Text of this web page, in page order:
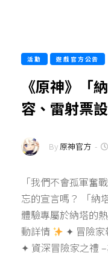
活動 遊戲官方公告
《原神》「
容、雷射票
By原神官方 -
「我們不會孤軍奮
忘的宣言嗎？ 「納
體驗專屬於納塔的
動詳情
✦ 冒險家
✦ 資深冒險家之禮